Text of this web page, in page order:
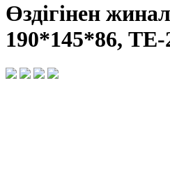
Өздігінен
190*145*86,